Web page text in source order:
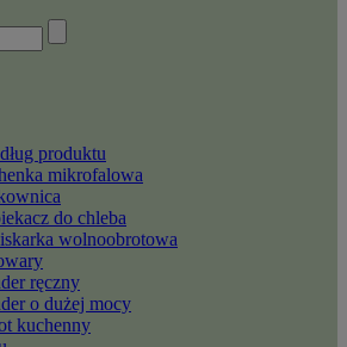
produktu
mikrofalowa
do chleba
wolnoobrotowa
ręczny
o dużej mocy
kuchenny